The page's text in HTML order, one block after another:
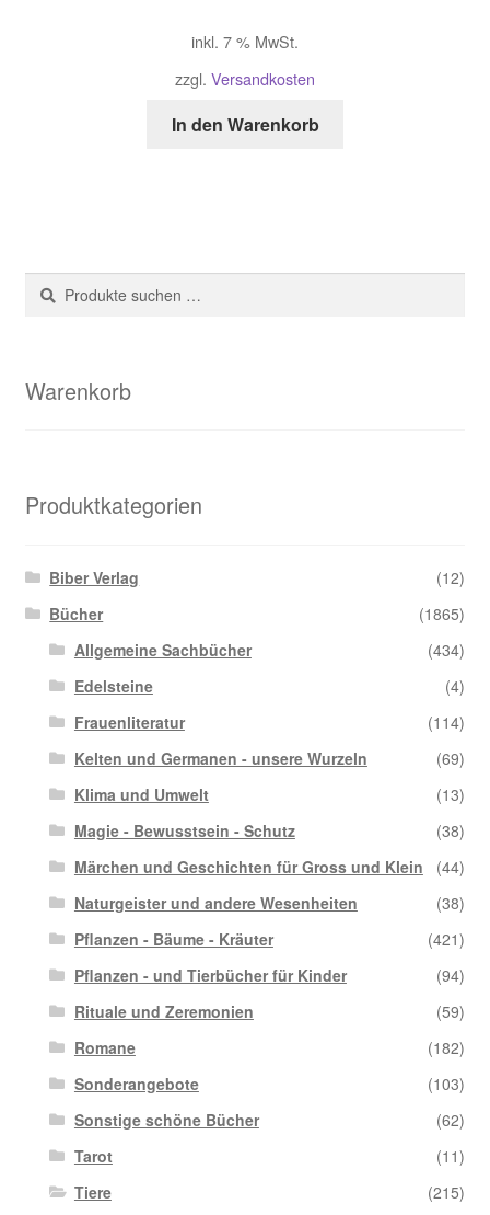
inkl. 7 % MwSt.
zzgl. Versandkosten
In den Warenkorb
Suche
nach:
Suchen
Warenkorb
Produktkategorien
Biber Verlag
(12)
Bücher
(1865)
Allgemeine Sachbücher
(434)
Edelsteine
(4)
Frauenliteratur
(114)
Kelten und Germanen - unsere Wurzeln
(69)
Klima und Umwelt
(13)
Magie - Bewusstsein - Schutz
(38)
Märchen und Geschichten für Gross und Klein
(44)
Naturgeister und andere Wesenheiten
(38)
Pflanzen - Bäume - Kräuter
(421)
Pflanzen - und Tierbücher für Kinder
(94)
Rituale und Zeremonien
(59)
Romane
(182)
Sonderangebote
(103)
Sonstige schöne Bücher
(62)
Tarot
(11)
Tiere
(215)